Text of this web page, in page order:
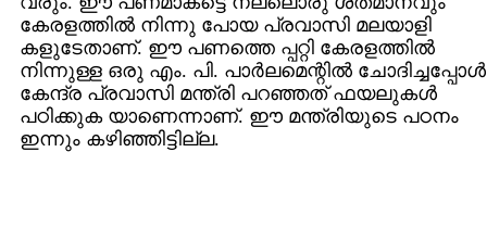
കേരളത്തില്‍ നിന്നു പോയ പ്രവാസി മലയാളി
കളുടേതാണ്. ഈ പണത്തെ പ്പറ്റി കേരളത്തില്‍
നിന്നുള്ള ഒരു എം. പി. പാര്‍ലമെന്റില്‍ ചോദിച്ചപ്പോള്‍
കേന്ദ്ര പ്രവാസി മന്ത്രി പറഞ്ഞത് ഫയലുകള്‍
പഠിക്കുക യാണെന്നാണ്. ഈ മന്ത്രിയുടെ പഠനം
ഇന്നും കഴിഞ്ഞിട്ടില്ല.